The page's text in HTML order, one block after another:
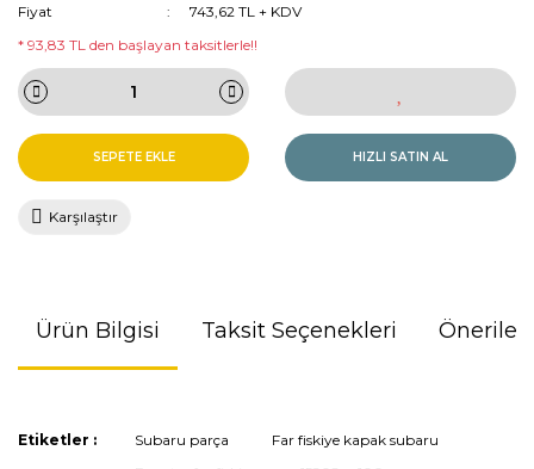
Fiyat
743,62 TL + KDV
* 93,83 TL den başlayan taksitlerle!!
SEPETE EKLE HIZLI SATIN AL
Karşılaştır
Ürün Bilgisi Taksit Seçenekleri
Bu ürünün fiyat bilgisi, resim, ürün açıklamalarında ve diğer
Etiketler : Subaru parça
Far fiskiye kapak subaru